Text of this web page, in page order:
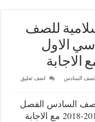
للصف
اضف تعليق
الفصل